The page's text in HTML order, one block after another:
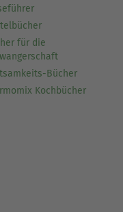
für die
Bücher
Kochbücher